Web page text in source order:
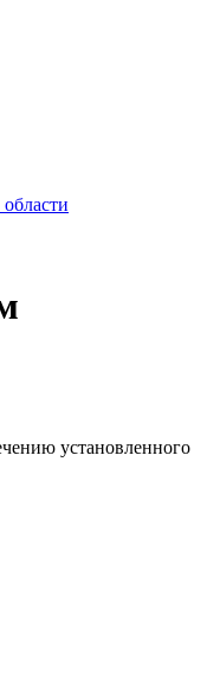
установленного